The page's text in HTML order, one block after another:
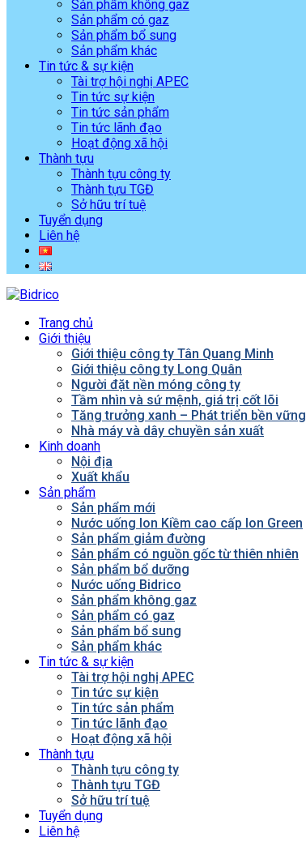
Sản phẩm không gaz
Sản phẩm có gaz
Sản phẩm bổ sung
Sản phẩm khác
Tin tức & sự kiện
Tài trợ hội nghị APEC
Tin tức sự kiện
Tin tức sản phẩm
Tin tức lãnh đạo
Hoạt động xã hội
Thành tựu
Thành tựu công ty
Thành tựu TGĐ
Sở hữu trí tuệ
Tuyển dụng
Liên hệ
Trang chủ
Giới thiệu
Giới thiệu công ty Tân Quang Minh
Giới thiệu công ty Long Quân
Người đặt nền móng công ty
Tầm nhìn và sứ mệnh, giá trị cốt lõi
Tăng trưởng xanh – Phát triển bền vững
Nhà máy và dây chuyền sản xuất
Kinh doanh
Nội địa
Xuất khẩu
Sản phẩm
Sản phẩm mới
Nước uống Ion Kiềm cao cấp Ion Green
Sản phẩm giảm đường
Sản phẩm có nguồn gốc từ thiên nhiên
Sản phẩm bổ dưỡng
Nước uống Bidrico
Sản phẩm không gaz
Sản phẩm có gaz
Sản phẩm bổ sung
Sản phẩm khác
Tin tức & sự kiện
Tài trợ hội nghị APEC
Tin tức sự kiện
Tin tức sản phẩm
Tin tức lãnh đạo
Hoạt động xã hội
Thành tựu
Thành tựu công ty
Thành tựu TGĐ
Sở hữu trí tuệ
Tuyển dụng
Liên hệ